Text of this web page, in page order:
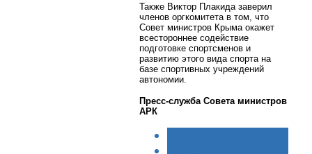
Также Виктор Плакида заверил
членов оргкомитета в том, что
Совет министров Крыма окажет
всестороннее содействие
подготовке спортсменов и
развитию этого вида спорта на
базе спортивных учреждений
автономии.
Пресс-служба Совета министров
АРК